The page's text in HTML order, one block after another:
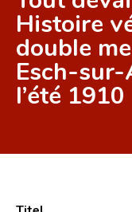
Home
Autor(inn)en A-Z
Erweiterte Suche
Forschungsgruppe
Histoire
double
Esch-
l’été 1910